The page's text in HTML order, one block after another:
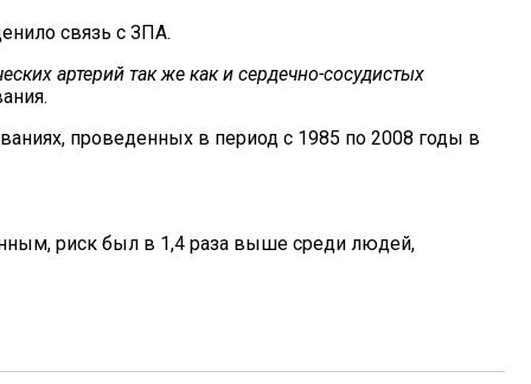
связь с ЗПА.
артерий так же как и сердечно-сосудистых
проведенных в период с 1985 по 2008 годы в
риск был в 1,4 раза выше среди людей,